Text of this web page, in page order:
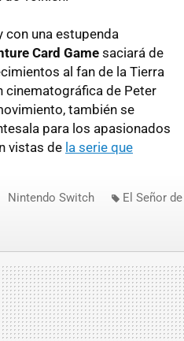
con una estupenda
Card Game saciará de
al fan de la Tierra
cinematográfica de Peter
también se
para los apasionados
vistas de la serie que
Nintendo Switch El Señor